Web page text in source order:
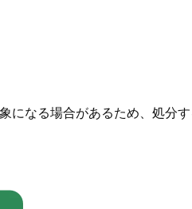
になる場合があるため、処分